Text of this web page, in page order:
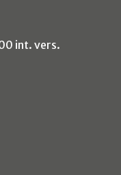
int. vers.